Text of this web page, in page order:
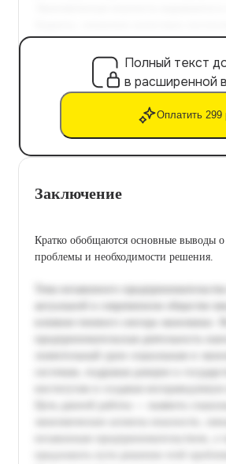
Полный текст
в расширенной
Оплатить 299
Заключение
Кратко обобщаются основные выводы о
проблемы и необходимости решения.